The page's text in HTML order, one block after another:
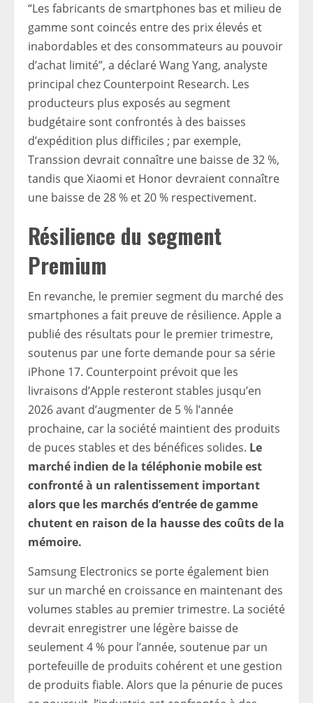
“Les fabricants de smartphones bas et milieu de
gamme sont coincés entre des prix élevés et
inabordables et des consommateurs au pouvoir
d’achat limité”, a déclaré Wang Yang, analyste
principal chez Counterpoint Research. Les
producteurs plus exposés au segment
budgétaire sont confrontés à des baisses
d’expédition plus difficiles ; par exemple,
Transsion devrait connaître une baisse de 32 %,
tandis que Xiaomi et Honor devraient connaître
une baisse de 28 % et 20 % respectivement.
Résilience du segment
Premium
En revanche, le premier segment du marché des
smartphones a fait preuve de résilience. Apple a
publié des résultats pour le premier trimestre,
soutenus par une forte demande pour sa série
iPhone 17. Counterpoint prévoit que les
livraisons d’Apple resteront stables jusqu’en
2026 avant d’augmenter de 5 % l’année
prochaine, car la société maintient des produits
de puces stables et des bénéfices solides. Le
marché indien de la téléphonie mobile est
confronté à un ralentissement important
alors que les marchés d’entrée de gamme
chutent en raison de la hausse des coûts de la
mémoire.
Samsung Electronics se porte également bien
sur un marché en croissance en maintenant des
volumes stables au premier trimestre. La société
devrait enregistrer une légère baisse de
seulement 4 % pour l’année, soutenue par un
portefeuille de produits cohérent et une gestion
de produits fiable. Alors que la pénurie de puces